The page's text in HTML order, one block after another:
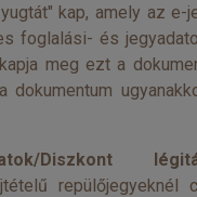
kap, amely az e-
foglalási- és
meg ezt a
Diszkont
repülőjegyeknél